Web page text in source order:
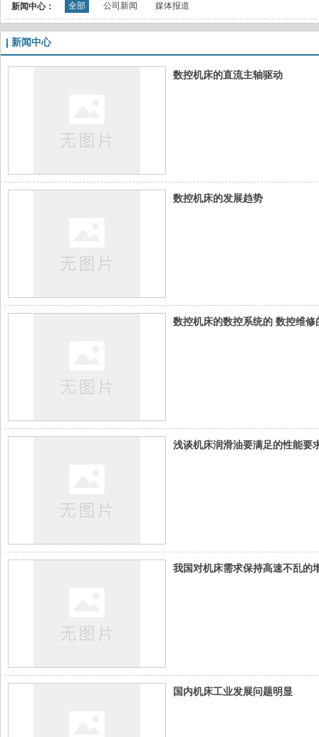
新闻中心： 全部 公司新闻 媒体报道
新闻中心
数控机床的直流主轴驱动
数控机床的发展趋势
数控机床的数控系统的 数控维修
浅谈机床润滑油要满足的性能要
我国对机床需求保持高速不乱的
国内机床工业发展问题明显